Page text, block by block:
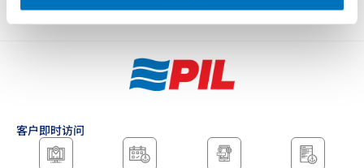
客户即时访问